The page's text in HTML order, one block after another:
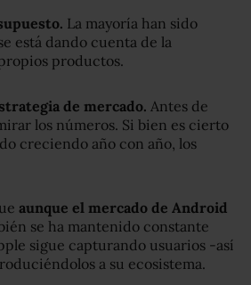
La mayoría han sido
está dando cuenta de la
productos.
de mercado. Antes de
los números. Si bien es cierto
creciendo año con año, los
aunque el mercado de Android
se ha mantenido constante
sigue capturando usuarios -así
a su ecosistema.